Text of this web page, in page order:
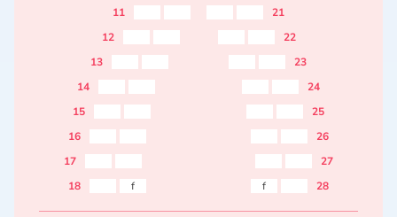
11
21
12
22
13
23
14
24
15
25
16
26
17
27
18
f f 28